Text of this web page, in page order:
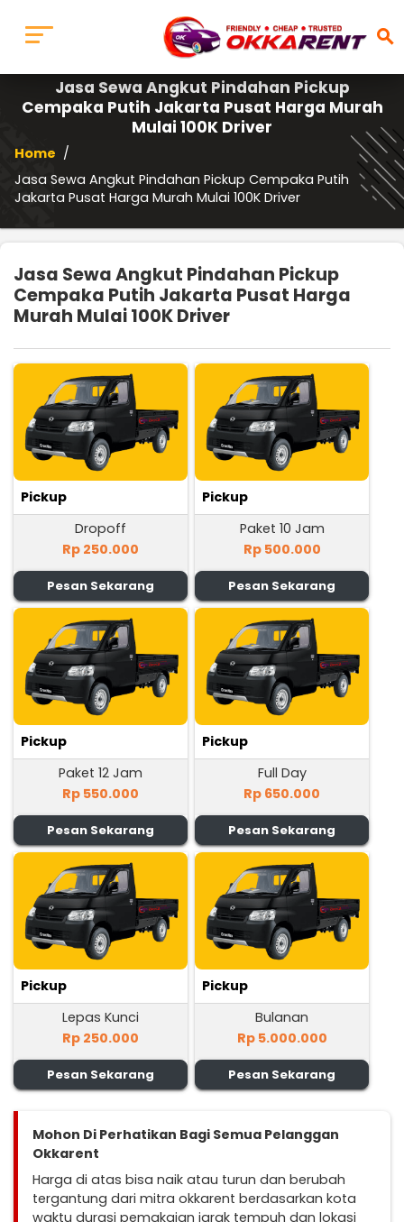
search
Jasa Sewa Angkut Pindahan Pickup
Cempaka Putih Jakarta Pusat Harga Murah
Mulai 100K Driver
Home /
Jasa Sewa Angkut Pindahan Pickup Cempaka Putih
Jakarta Pusat Harga Murah Mulai 100K Driver
Jasa Sewa Angkut Pindahan Pickup
Cempaka Putih Jakarta Pusat Harga
Murah Mulai 100K Driver
Pickup
Dropoff
Rp 250.000
Pesan Sekarang
Pickup
Paket 10 Jam
Rp 500.000
Pesan Sekarang
Pickup
Paket 12 Jam
Rp 550.000
Pesan Sekarang
Pickup
Full Day
Rp 650.000
Pesan Sekarang
Pickup
Lepas Kunci
Rp 250.000
Pesan Sekarang
Pickup
Bulanan
Rp 5.000.000
Pesan Sekarang
Mohon Di Perhatikan Bagi Semua Pelanggan
Okkarent
Harga di atas bisa naik atau turun dan berubah
tergantung dari mitra okkarent berdasarkan kota
waktu durasi pemakaian jarak tempuh dan lokasi